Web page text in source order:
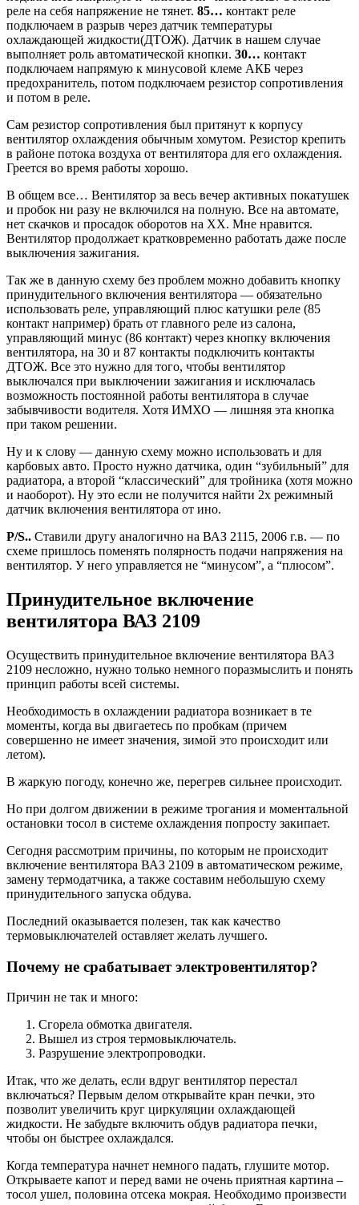
реле на себя напряжение не тянет. 85… контакт реле
подключаем в разрыв через датчик температуры
охлаждающей жидкости(ДТОЖ). Датчик в нашем случае
выполняет роль автоматической кнопки. 30… контакт
подключаем напрямую к минусовой клеме АКБ через
предохранитель, потом подключаем резистор сопротивления
и потом в реле.
Сам резистор сопротивления был притянут к корпусу
вентилятор охлаждения обычным хомутом. Резистор крепить
в районе потока воздуха от вентилятора для его охлаждения.
Греется во время работы хорошо.
В общем все… Вентилятор за весь вечер активных покатушек
и пробок ни разу не включился на полную. Все на автомате,
нет скачков и просадок оборотов на ХХ. Мне нравится.
Вентилятор продолжает кратковременно работать даже после
выключения зажигания.
Так же в данную схему без проблем можно добавить кнопку
принудительного включения вентилятора — обязательно
использовать реле, управляющий плюс катушки реле (85
контакт например) брать от главного реле из салона,
управляющий минус (86 контакт) через кнопку включения
вентилятора, на 30 и 87 контакты подключить контакты
ДТОЖ. Все это нужно для того, чтобы вентилятор
выключался при выключении зажигания и исключалась
возможность постоянной работы вентилятора в случае
забывчивости водителя. Хотя ИМХО — лишняя эта кнопка
при таком решении.
Ну и к слову — данную схему можно использовать и для
карбовых авто. Просто нужно датчика, один “зубильный” для
радиатора, а второй “классический” для тройника (хотя можно
и наоборот). Ну это если не получится найти 2х режимный
датчик включения вентилятора от ино.
P/S.. Ставили другу аналогично на ВАЗ 2115, 2006 г.в. — по
схеме пришлось поменять полярность подачи напряжения на
вентилятор. У него управляется не “минусом”, а “плюсом”.
Принудительное включение
вентилятора ВАЗ 2109
Осуществить принудительное включение вентилятора ВАЗ
2109 несложно, нужно только немного поразмыслить и понять
принцип работы всей системы.
Необходимость в охлаждении радиатора возникает в те
моменты, когда вы двигаетесь по пробкам (причем
совершенно не имеет значения, зимой это происходит или
летом).
В жаркую погоду, конечно же, перегрев сильнее происходит.
Но при долгом движении в режиме трогания и моментальной
остановки тосол в системе охлаждения попросту закипает.
Сегодня рассмотрим причины, по которым не происходит
включение вентилятора ВАЗ 2109 в автоматическом режиме,
замену термодатчика, а также составим небольшую схему
принудительного запуска обдува.
Последний оказывается полезен, так как качество
термовыключателей оставляет желать лучшего.
Почему не срабатывает электровентилятор?
Причин не так и много:
Сгорела обмотка двигателя.
Вышел из строя термовыключатель.
Разрушение электропроводки.
Итак, что же делать, если вдруг вентилятор перестал
включаться? Первым делом открывайте кран печки, это
позволит увеличить круг циркуляции охлаждающей
жидкости. Не забудьте включить обдув радиатора печки,
чтобы он быстрее охлаждался.
Когда температура начнет немного падать, глушите мотор.
Открываете капот и перед вами не очень приятная картина –
тосол ушел, половина отсека мокрая. Необходимо произвести